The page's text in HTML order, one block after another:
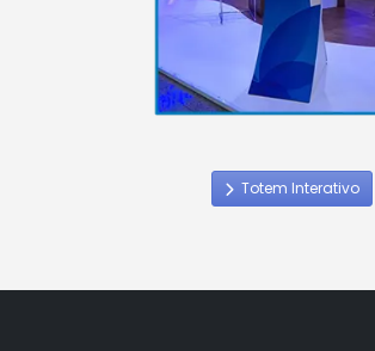
Totem Interativo